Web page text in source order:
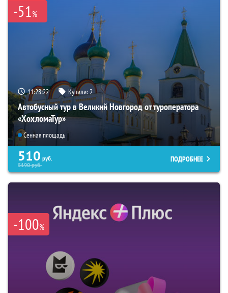
-51%
11:28:21 Купили:2
Автобусный тур в Великий Новгород от туроператора
«ХохломаТур»
Сенная площадь
510 руб.
5190руб.
ПОДРОБНЕЕ
-100%